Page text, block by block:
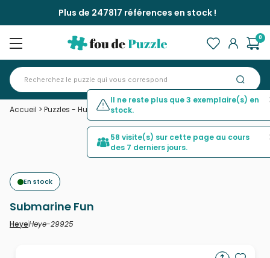
Plus de 247817 références en stock !
0
Accueil > Puzzles - Humour et Satire
En stock
Submarine Fun
HeyeHeye-29925
Il ne reste plus que 3 exemplaire(s) en
stock.
58 visite(s) sur cette page au cours
des 7 derniers jours.